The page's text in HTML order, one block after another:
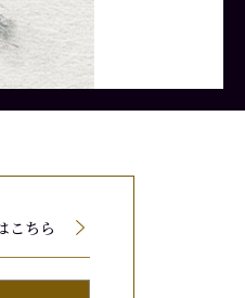
す。
す。
す。
こちら